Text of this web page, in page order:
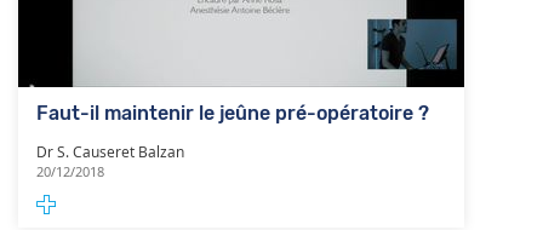
Faut-il maintenir le jeûne pré-opératoire ?
Dr S. Causeret Balzan
20/12/2018